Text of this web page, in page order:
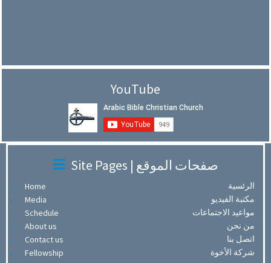
YouTube
Site Pages | صفحات الموقع
Home
الرئسية
Media
مكتبة الفيديو
Schedule
مواعيد الاجتماعات
About us
من نحن
Contact us
اتصل بنا
Fellowship
شركة الأخوة